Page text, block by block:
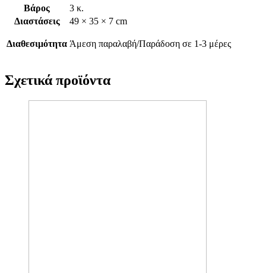
Βάρος
3 κ.
Διαστάσεις
49 × 35 × 7 cm
Διαθεσιμότητα Άμεση παραλαβή/Παράδοση σε 1-3 μέρες
Σχετικά προϊόντα